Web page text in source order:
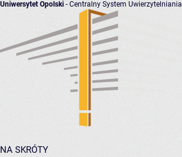
Uniwersytet Opolski - Centralny System Uwierzytelniania
NA SKRÓTY